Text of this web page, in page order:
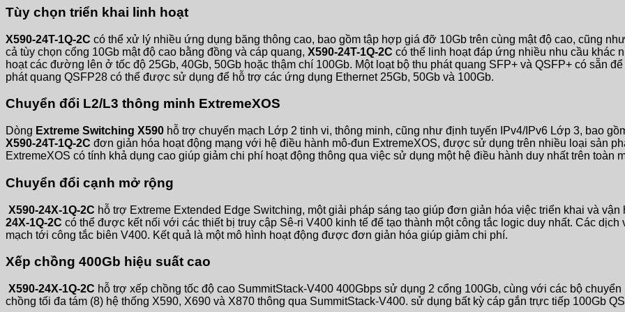
Tùy chọn triển khai linh hoạt
X590-24T-1Q-2C có thể xử lý nhiều ứng dụng băng thông cao, bao gồm tập hợp giá đỡ 10Gb trên cùng mật độ cao, cũng
cả tùy chọn cổng 10Gb mật độ cao bằng đồng và cáp quang, X590-24T-1Q-2C có thể linh hoạt đáp ứng nhiều nhu cầu khác
hoạt các đường lên ở tốc độ 25Gb, 40Gb, 50Gb hoặc thậm chí 100Gb. Một loạt bộ thu phát quang SFP+ và QSFP+ có sẵn
phát quang QSFP28 có thể được sử dụng để hỗ trợ các ứng dụng Ethernet 25Gb, 50Gb và 100Gb.
Chuyển đổi L2/L3 thông minh ExtremeXOS
Dòng Extreme Switching X590 hỗ trợ chuyển mạch Lớp 2 tinh vi, thông minh, cũng như định tuyến IPv4/IPv6 Lớp 3, bao
X590-24T-1Q-2C đơn giản hóa hoạt động mạng với hệ điều hành mô-đun ExtremeXOS, được sử dụng trên nhiều loại sản
ExtremeXOS có tính khả dụng cao giúp giảm chi phí hoạt động thông qua việc sử dụng một hệ điều hành duy nhất trên toàn
Chuyển đổi cạnh mở rộng
X590-24X-1Q-2C hỗ trợ Extreme Extended Edge Switching, một giải pháp sáng tạo giúp đơn giản hóa việc triển khai và
24X-1Q-2C có thể được kết nối với các thiết bị truy cập Sê-ri V400 kinh tế để tạo thành một công tắc logic duy nhất. Các
mạch tới công tắc biên V400. Kết quả là một mô hình hoạt động được đơn giản hóa giúp giảm chi phí.
Xếp chồng 400Gb hiệu suất cao
X590-24X-1Q-2C hỗ trợ xếp chồng tốc độ cao SummitStack-V400 400Gbps sử dụng 2 cổng 100Gb, cùng với các bộ
chồng tối đa tám (8) hệ thống X590, X690 và X870 thông qua SummitStack-V400. sử dụng bất kỳ cáp gắn trực tiếp 100Gb